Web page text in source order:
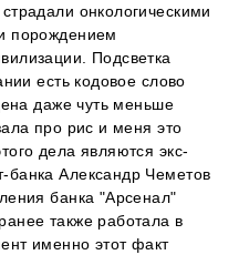
онкологическими
порождением
Подсветка
есть кодовое слово
даже чуть меньше
про рис и меня это
дела являются экс-
банка Александр Чеметов
банка "Арсенал"
также работала в
именно этот факт